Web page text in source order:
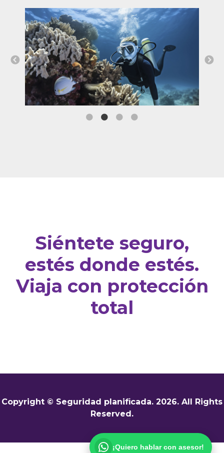
Siéntete seguro,
estés donde estés.
Viaja con protección
total
Copyright © Seguridad planificada. 2026. All Rights
Reserved.
¡Quiero hablar con asesor!